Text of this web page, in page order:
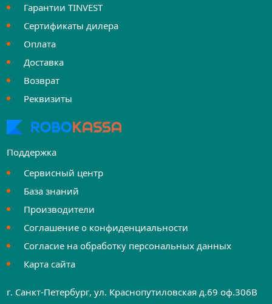
Гарантии TINVEST
Сертификаты дилера
Оплата
Доставка
Возврат
Реквизиты
Поддержка
Сервисный центр
База знаний
Производители
Соглашение о конфиденциальности
Согласие на обработку персональных данных
Карта сайта
г. Санкт-Петербург, ул. Краснопутиловская д.69 оф.306B